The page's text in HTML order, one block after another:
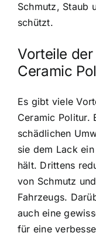
Schmutz, Staub
schützt.
Vorteile
Ceramic
Es gibt viele
Ceramic Politur.
schädlichen
sie dem Lack
hält. Drittens
von Schmutz
Fahrzeugs.
auch eine
für eine